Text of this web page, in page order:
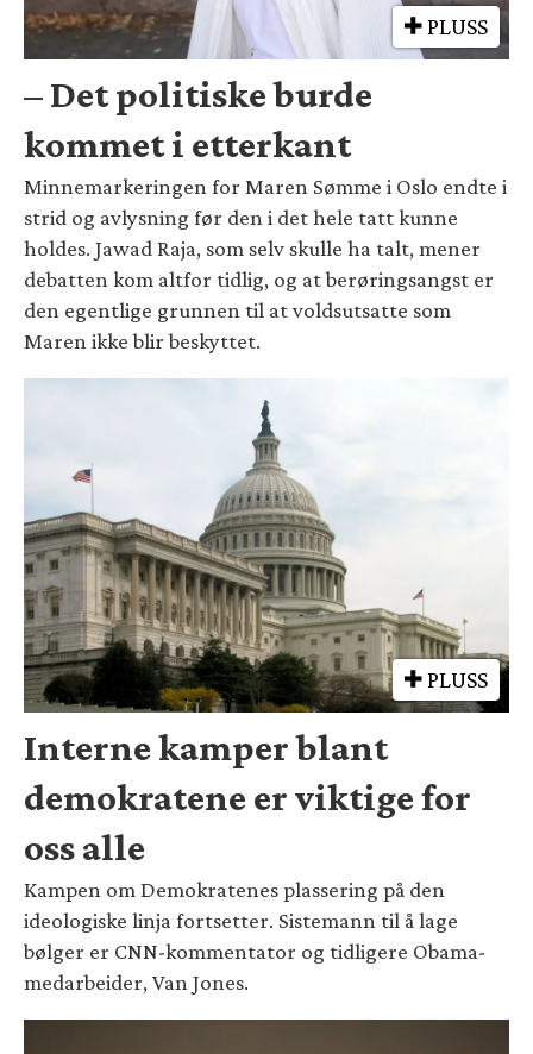
PLUSS
– Det politiske burde
kommet i etterkant
Minnemarkeringen for Maren Sømme i Oslo endte i
strid og avlysning før den i det hele tatt kunne
holdes. Jawad Raja, som selv skulle ha talt, mener
debatten kom altfor tidlig, og at berøringsangst er
den egentlige grunnen til at voldsutsatte som
Maren ikke blir beskyttet.
PLUSS
Interne kamper blant
demokratene er viktige for
oss alle
Kampen om Demokratenes plassering på den
ideologiske linja fortsetter. Sistemann til å lage
bølger er CNN-kommentator og tidligere Obama-
medarbeider, Van Jones.